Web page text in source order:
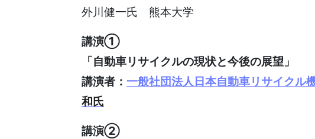
外川健一氏 熊本大学
講演①
「自動車リサイクルの現状と今後の展望」
講演者： 一般社団法人日本自動車リサイクル機
和氏
講演②